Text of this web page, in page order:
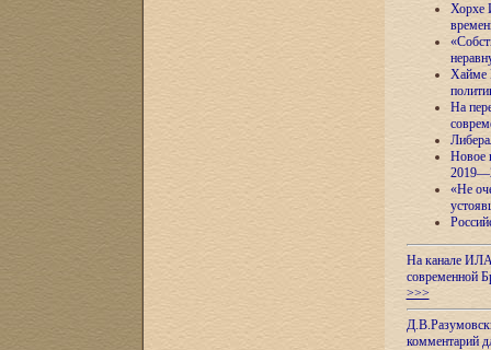
Хорхе
Хайме
На
Новое
«Не
На канале ИЛА
современной
>>>
комментарий